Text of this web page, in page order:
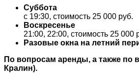
Суббота
с 19:30, стоимость 25 000 руб.
Воскресенье
21:00, 22:00, стоимость 25 000
Разовые окна на летний
По вопросам аренды, а также по
Кралин).